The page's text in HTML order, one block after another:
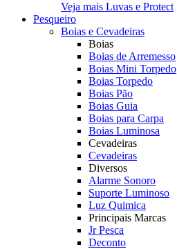
Veja mais Luvas e Protect
Pesqueiro
Boias e Cevadeiras
Boias
Boias de Arremesso
Boias Mini Torpedo
Boias Torpedo
Boias Pão
Boias Guia
Boias para Carpa
Boias Luminosa
Cevadeiras
Cevadeiras
Diversos
Alarme Sonoro
Suporte Luminoso
Luz Quimica
Principais Marcas
Jr Pesca
Deconto